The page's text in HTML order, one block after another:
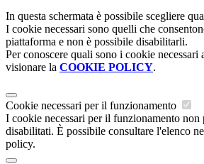
In questa schermata è possibile scegliere
I cookie necessari sono quelli che
piattaforma e non è possibile disabilitarli.
Per conoscere quali sono i cookie necessari
visionare la COOKIE POLICY.
Cookie necessari per il funzionamento
I cookie necessari per il funzionamento non
disabilitati. È possibile consultare l'elenco
policy.